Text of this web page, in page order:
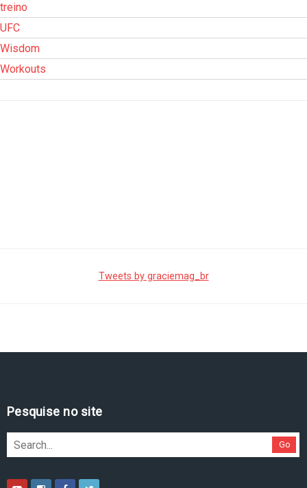
treino
UFC
Wisdom
Workouts
Tweets by graciemag_br
Pesquise no site
Go